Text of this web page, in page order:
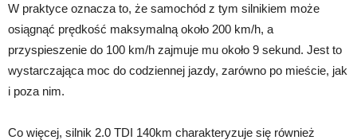
W praktyce oznacza to, że samochód z tym silnikiem może
osiągnąć prędkość maksymalną około 200 km/h, a
przyspieszenie do 100 km/h zajmuje mu około 9 sekund. Jest to
wystarczająca moc do codziennej jazdy, zarówno po mieście, jak
i poza nim.
Co więcej, silnik 2.0 TDI 140km charakteryzuje się również